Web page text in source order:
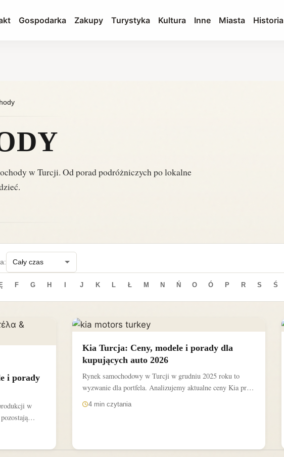
Gospodarka Zakupy Turystyka Kultura Inne Miasta Historia
w Turcji. Od porad podróżniczych po lokalne
Ę F G H J K L Ł M N Ń O Ó P R S Ś
i porady
w
Kia Turcja: Ceny, modele i porady dla
kupujących auto 2026
Rynek samochodowy w Turcji w grudniu 2025 roku to
wyzwanie dla portfela. Analizujemy aktualne ceny Kia przy
kursie...
4 min czytania